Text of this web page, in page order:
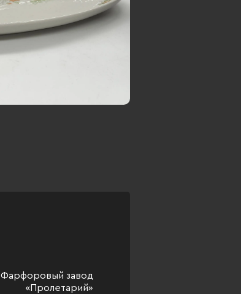
Фарфоровый завод
«Пролетарий»